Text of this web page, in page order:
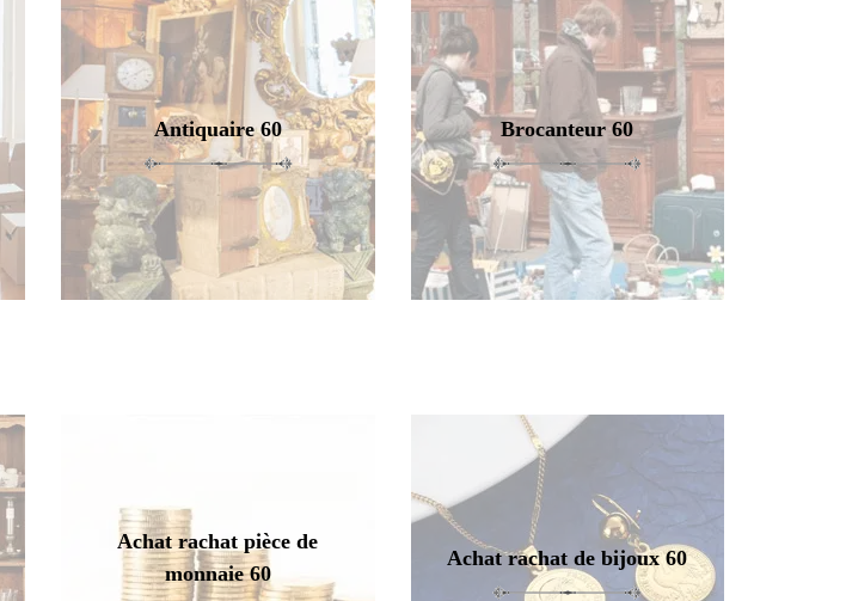
Antiquaire 60 Brocanteur 60
Achat rachat pièce de
monnaie 60
Achat rachat de bijoux 60